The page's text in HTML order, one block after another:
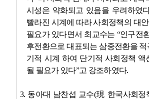
시성은 약화되고 있음을 우려하였
빨라진 시계에 따라 사회정책의 대
필요가 있다면서 최교수는 “인구전
후전환으로 대표되는 삼중전환을
기적 시계 하여 단기적 사회정책 액
될 필요가 있다”고 강조하였다.
3. 동아대 남찬섭 교수(現 한국사회정